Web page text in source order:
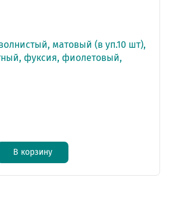
матовый (в уп.10 шт),
фуксия, фиолетовый,
В корзину